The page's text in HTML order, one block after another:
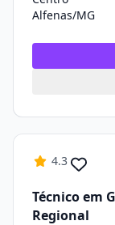
Alfenas/MG
4.3
Técnico em
Regional